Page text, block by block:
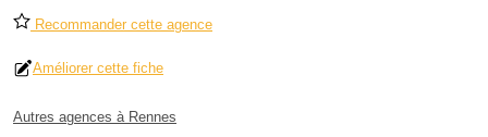
Recommander cette agence
Améliorer cette fiche
Autres agences à Rennes